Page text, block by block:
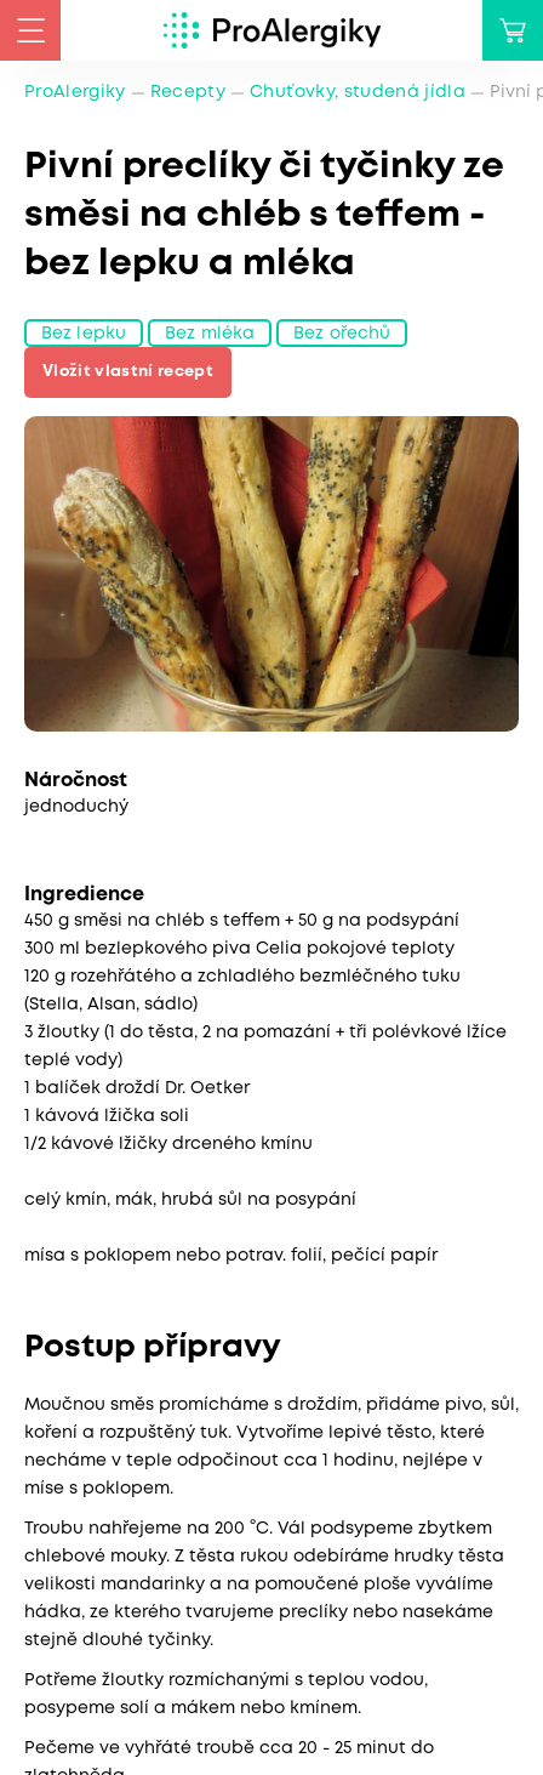
ProAlergiky Recepty Chuťovky, studená jídla Pivní
Pivní preclíky či tyčinky ze
směsi na chléb s teffem -
bez lepku a mléka
Bez lepku Bez mléka Bez ořechů
Vložit vlastní recept
Náročnost
jednoduchý
Ingredience
450 g směsi na chléb s teffem + 50 g na podsypání
300 ml bezlepkového piva Celia pokojové teploty
120 g rozehřátého a zchladlého bezmléčného tuku
(Stella, Alsan, sádlo)
3 žloutky (1 do těsta, 2 na pomazání + tři polévkové lžíce
teplé vody)
1 balíček droždí Dr. Oetker
1 kávová lžička soli
1/2 kávové lžičky drceného kmínu
celý kmín, mák, hrubá sůl na posypání
mísa s poklopem nebo potrav. folií, pečící papír
Postup přípravy
Moučnou směs promícháme s droždím, přidáme pivo, sůl,
koření a rozpuštěný tuk. Vytvoříme lepivé těsto, které
necháme v teple odpočinout cca 1 hodinu, nejlépe v
míse s poklopem.
Troubu nahřejeme na 200 °C. Vál podsypeme zbytkem
chlebové mouky. Z těsta rukou odebíráme hrudky těsta
velikosti mandarinky a na pomoučené ploše vyválíme
hádka, ze kterého tvarujeme preclíky nebo nasekáme
stejně dlouhé tyčinky.
Potřeme žloutky rozmíchanými s teplou vodou,
posypeme solí a mákem nebo kmínem.
Pečeme ve vyhřáté troubě cca 20 - 25 minut do